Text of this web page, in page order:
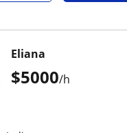
$5000/h
Eliana